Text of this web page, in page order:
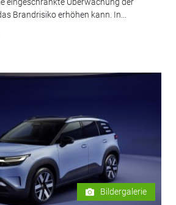
Brandrisiko erhöhen kann. In...
Bildergalerie